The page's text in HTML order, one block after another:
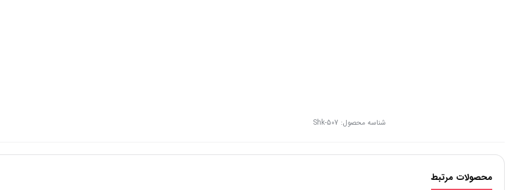
شناسه محصول: Shk-507
محصولات مرتبط